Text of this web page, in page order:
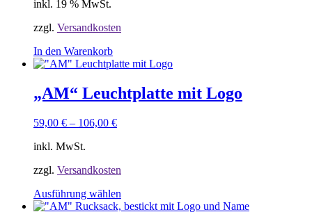
inkl. 19 % MwSt.
zzgl. Versandkosten
In den Warenkorb
„AM“ Leuchtplatte mit Logo
59,00 € – 106,00 €
inkl. MwSt.
zzgl. Versandkosten
Ausführung wählen
Produkt